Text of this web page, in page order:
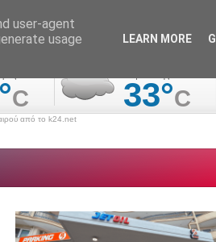
από το k24.net
user-agent
usage
LEARN MORE